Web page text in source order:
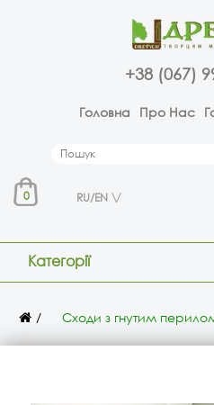
+38 (067)
Головна Про Нас
0 RU/EN
Категорії
Сходи з гнутим